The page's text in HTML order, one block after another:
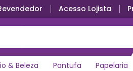
Acesso Lojista
& Beleza Pantufa Papelaria